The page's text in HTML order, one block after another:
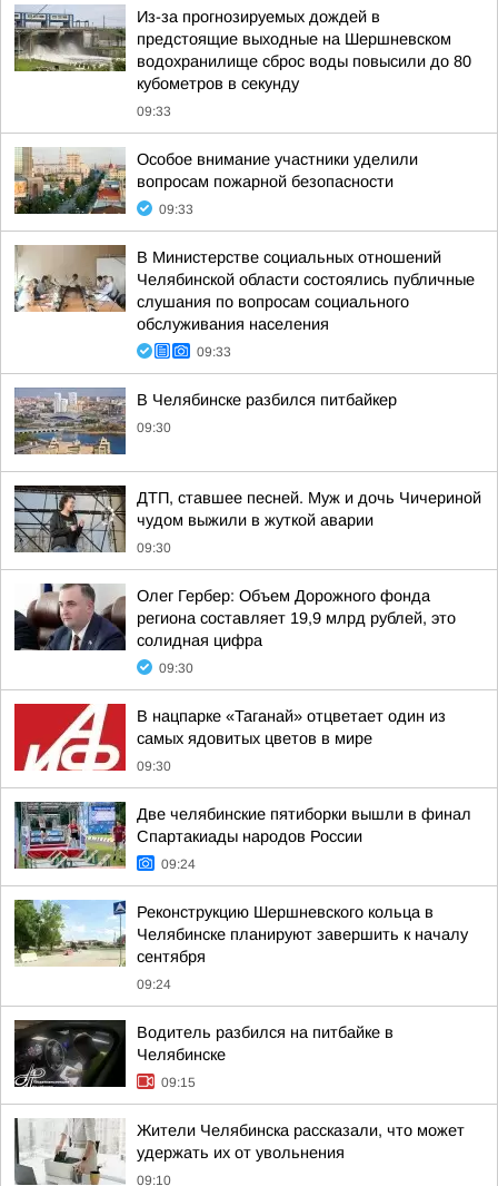
Из-за прогнозируемых дождей в
предстоящие выходные на Шершневском
водохранилище сброс воды повысили до 80
кубометров в секунду
09:33
Особое внимание участники уделили
вопросам пожарной безопасности
09:33
В Министерстве социальных отношений
Челябинской области состоялись публичные
слушания по вопросам социального
обслуживания населения
09:33
В Челябинске разбился питбайкер
09:30
ДТП, ставшее песней. Муж и дочь Чичериной
чудом выжили в жуткой аварии
09:30
Олег Гербер: Объем Дорожного фонда
региона составляет 19,9 млрд рублей, это
солидная цифра
09:30
В нацпарке «Таганай» отцветает один из
самых ядовитых цветов в мире
09:30
Две челябинские пятиборки вышли в финал
Спартакиады народов России
09:24
Реконструкцию Шершневского кольца в
Челябинске планируют завершить к началу
сентября
09:24
Водитель разбился на питбайке в
Челябинске
09:15
Жители Челябинска рассказали, что может
удержать их от увольнения
09:10